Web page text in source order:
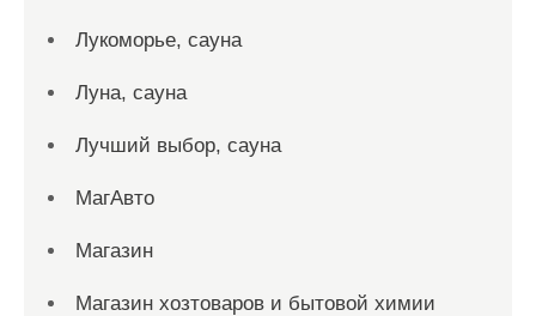
Лукоморье, сауна
Луна, сауна
Лучший выбор, сауна
МагАвто
Магазин
Магазин хозтоваров и бытовой химии